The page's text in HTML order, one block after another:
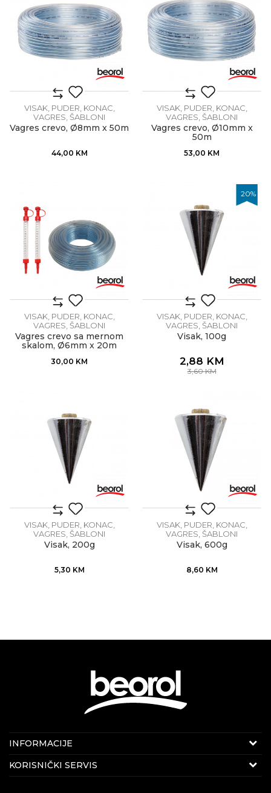
VISAK, PUDER, KONAC,
VAGRES, ŠABLONI
Vagres crevo, Ø8mm x 50m
44,00 KM
VISAK, PUDER, KONAC,
VAGRES, ŠABLONI
Vagres crevo, Ø10mm x
50m
53,00 KM
VISAK, PUDER, KONAC,
VAGRES, ŠABLONI
Vagres crevo sa mernom
skalom, Ø6mm x 20m
30,00 KM
20%
VISAK, PUDER, KONAC,
VAGRES, ŠABLONI
Visak, 100g
2,88 KM
3,60KM
VISAK, PUDER, KONAC,
VAGRES, ŠABLONI
Visak, 200g
5,30 KM
VISAK, PUDER, KONAC,
VAGRES, ŠABLONI
Visak, 600g
8,60 KM
Internet prodaja
E-mail: beorolshop@beorol.ba
Telefon:066 714 037
INFORMACIJE
O nama
Zaposlenje
KORISNIČKI SERVIS